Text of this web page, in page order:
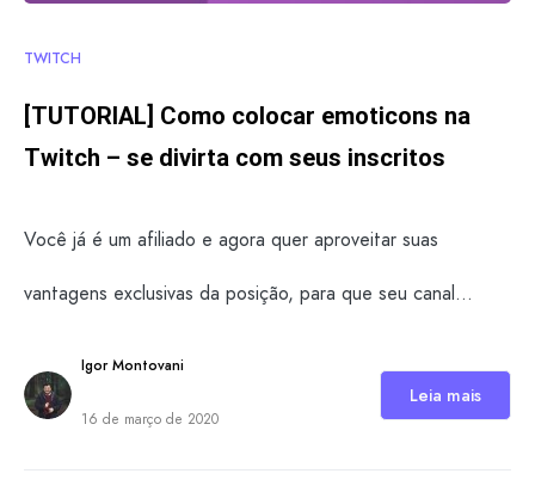
TWITCH
[TUTORIAL] Como colocar emoticons na
Twitch – se divirta com seus inscritos
Você já é um afiliado e agora quer aproveitar suas
vantagens exclusivas da posição, para que seu canal…
Igor Montovani
16 de março de 2020
Leia mais